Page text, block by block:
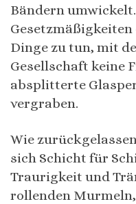
Bändern
Dinge zu tun, mit
Gesellschaft keine
absplitterte
vergraben.
Wie
sich Schicht für
Traurigkeit und
rollenden